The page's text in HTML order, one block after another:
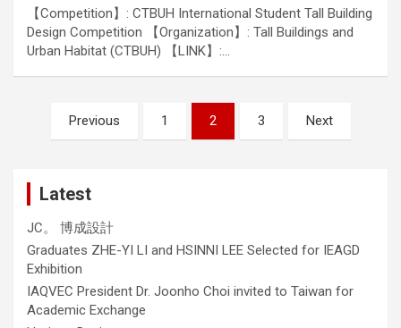
【Competition】: CTBUH International Student Tall Building
Design Competition 【Organization】: Tall Buildings and
Urban Habitat (CTBUH) 【LINK】:…
Posts
navigation
Previous 1 2 3 Next
Latest
JC。 博成設計
Graduates ZHE-YI LI and HSINNI LEE Selected for IEAGD
Exhibition
IAQVEC President Dr. Joonho Choi invited to Taiwan for
Academic Exchange